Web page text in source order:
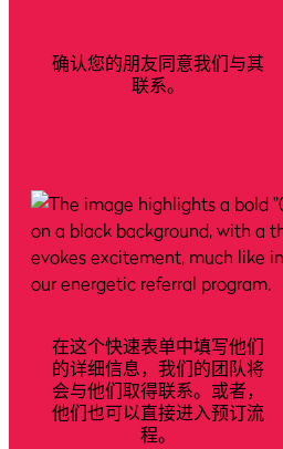
确认您的朋友同意我们与其
联系。
在这个快速表单中填写他们
的详细信息，我们的团队将
会与他们取得联系。或者，
他们也可以直接进入预订流
程。